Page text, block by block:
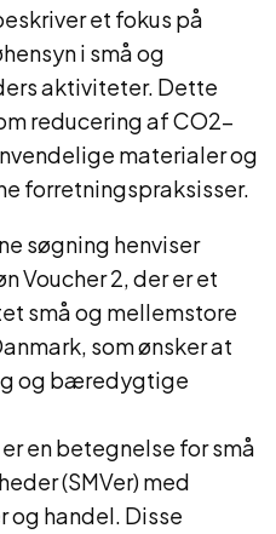
et fokus på
i små og
aktiviteter. Dette
reducering af CO2-
materialer og
forretningspraksisser.
søgning henviser
Voucher 2, der er et
små og mellemstore
som ønsker at
og bæredygtige
en betegnelse for små
(SMVer) med
handel. Disse